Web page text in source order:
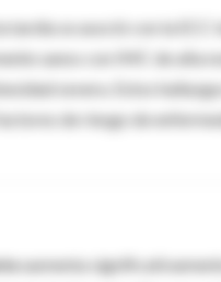
se asoció con la ECC
sanos con IMC de alta
severa. Estos
de riesgo de
aumenta